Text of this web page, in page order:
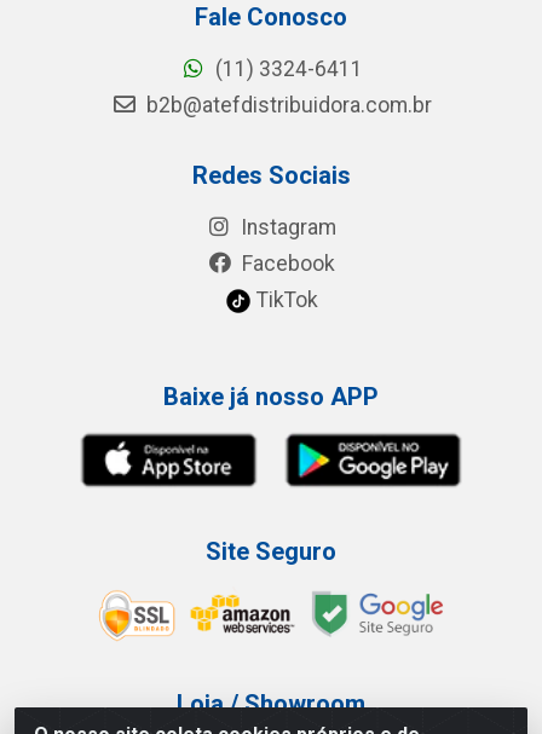
Fale Conosco
(11) 3324-6411
b2b@atefdistribuidora.com.br
Redes Sociais
Instagram
Facebook
TikTok
Baixe já nosso APP
Site Seguro
Loja / Showroom